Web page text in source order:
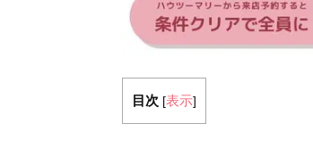
目次 [表示]